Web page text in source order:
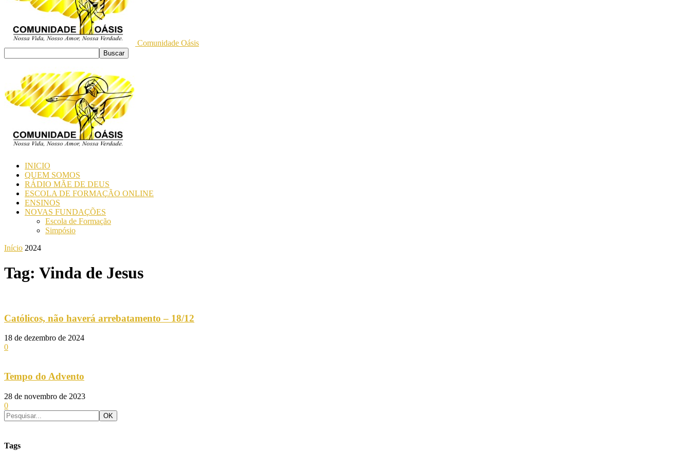
Comunidade Oásis
INICIO
QUEM SOMOS
RÁDIO MÃE DE DEUS
ESCOLA DE FORMAÇÃO ONLINE
ENSINOS
NOVAS FUNDAÇÕES
Escola de Formação
Simpósio
Início 2024
Tag: Vinda de Jesus
Católicos, não haverá arrebatamento – 18/12
18 de dezembro de 2024
0
Tempo do Advento
28 de novembro de 2023
0
Tags